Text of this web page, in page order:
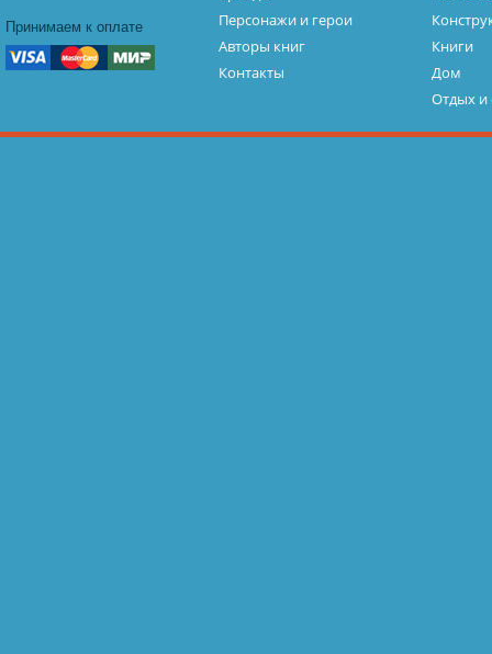
Принимаем к оплате
Персонажи и герои
Авторы книг
Контакты
Книги
Дом
Отдых и